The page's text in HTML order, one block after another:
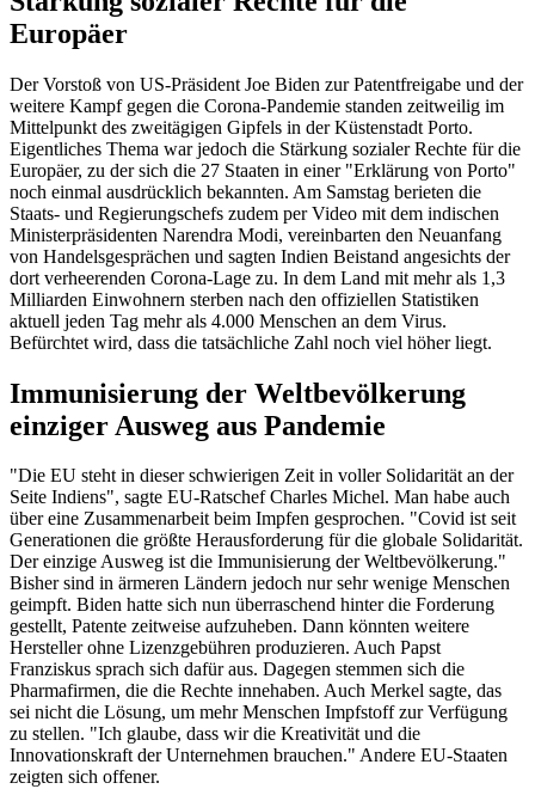
Europäer
Der Vorstoß von US-Präsident Joe Biden zur Patentfreigabe und der
weitere Kampf gegen die Corona-Pandemie standen zeitweilig im
Mittelpunkt des zweitägigen Gipfels in der Küstenstadt Porto.
Eigentliches Thema war jedoch die Stärkung sozialer Rechte für die
Europäer, zu der sich die 27 Staaten in einer "Erklärung von Porto"
noch einmal ausdrücklich bekannten. Am Samstag berieten die
Staats- und Regierungschefs zudem per Video mit dem indischen
Ministerpräsidenten Narendra Modi, vereinbarten den Neuanfang
von Handelsgesprächen und sagten Indien Beistand angesichts der
dort verheerenden Corona-Lage zu. In dem Land mit mehr als 1,3
Milliarden Einwohnern sterben nach den offiziellen Statistiken
aktuell jeden Tag mehr als 4.000 Menschen an dem Virus.
Befürchtet wird, dass die tatsächliche Zahl noch viel höher liegt.
Immunisierung der Weltbevölkerung
einziger Ausweg aus Pandemie
"Die EU steht in dieser schwierigen Zeit in voller Solidarität an der
Seite Indiens", sagte EU-Ratschef Charles Michel. Man habe auch
über eine Zusammenarbeit beim Impfen gesprochen. "Covid ist seit
Generationen die größte Herausforderung für die globale Solidarität.
Der einzige Ausweg ist die Immunisierung der Weltbevölkerung."
Bisher sind in ärmeren Ländern jedoch nur sehr wenige Menschen
geimpft. Biden hatte sich nun überraschend hinter die Forderung
gestellt, Patente zeitweise aufzuheben. Dann könnten weitere
Hersteller ohne Lizenzgebühren produzieren. Auch Papst
Franziskus sprach sich dafür aus. Dagegen stemmen sich die
Pharmafirmen, die die Rechte innehaben. Auch Merkel sagte, das
sei nicht die Lösung, um mehr Menschen Impfstoff zur Verfügung
zu stellen. "Ich glaube, dass wir die Kreativität und die
Innovationskraft der Unternehmen brauchen." Andere EU-Staaten
zeigten sich offener.